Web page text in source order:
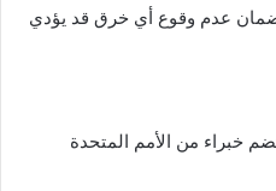
عدم وقوع أي خرق قد يؤدي
خبراء من الأمم المتحدة